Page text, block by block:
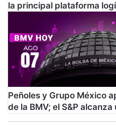
la principal plataforma
Peñoles y Grupo México
de la BMV; el S&P